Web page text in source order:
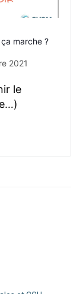
marche ?
2021
le